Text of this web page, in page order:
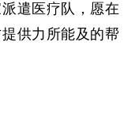
遣医疗队，愿在
供力所能及的帮